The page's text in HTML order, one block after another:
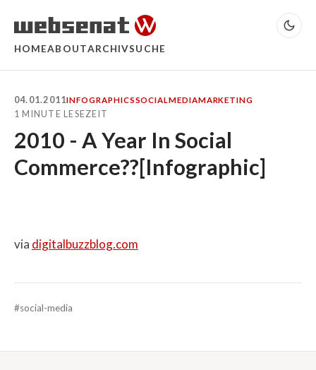
HOMEABOUTARCHIVSUCHE
04.01.2011INFOGRAPHICSSOCIALMEDIAMARKETING
1 MINUTE LESEZEIT
2010 - A Year In Social
Commerce??[Infographic]
via digitalbuzzblog.com
#social-media